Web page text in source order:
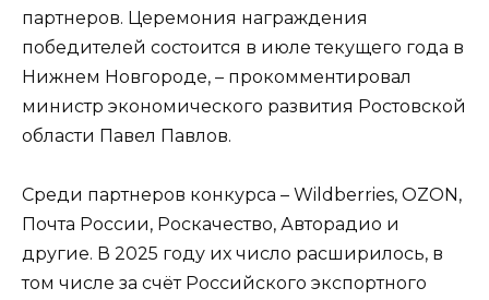
партнеров. Церемония награждения
победителей состоится в июле текущего года в
Нижнем Новгороде, – прокомментировал
министр экономического развития Ростовской
области Павел Павлов.
Среди партнеров конкурса – Wildberries, OZON,
Почта России, Роскачество, Авторадио и
другие. В 2025 году их число расширилось, в
том числе за счёт Российского экспортного